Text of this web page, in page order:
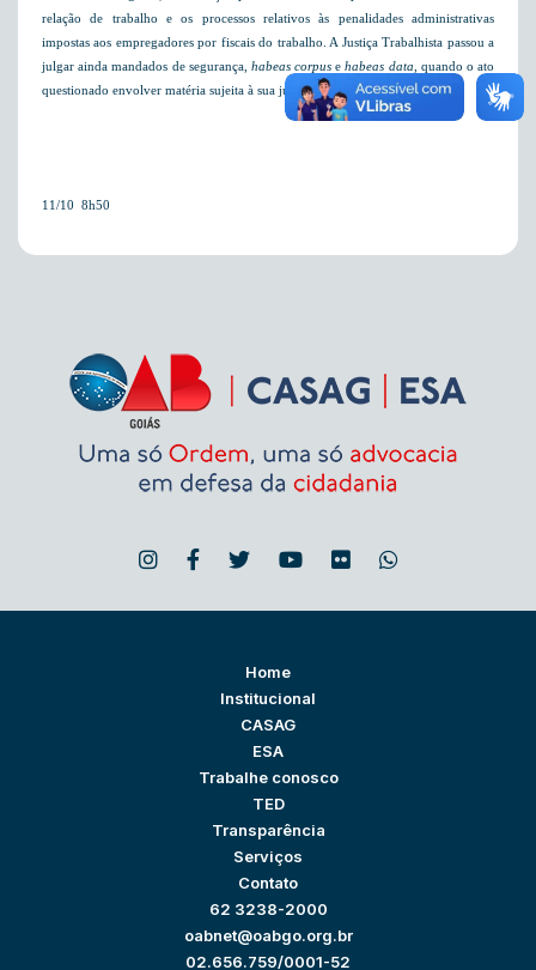
relação de trabalho e os processos relativos às penalidades administrativas
impostas aos empregadores por fiscais do trabalho. A Justiça Trabalhista passou a
julgar ainda mandados de segurança, habeas corpus ehabeas data , quando o ato
questionado envolver matéria sujeita à sua jurisdição.
11/10  8h50
Home
Institucional
CASAG
ESA
Trabalhe conosco
TED
Transparência
Serviços
Contato
62 3238-2000
oabnet@oabgo.org.br
02.656.759/0001-52